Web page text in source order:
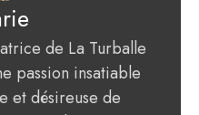
de La Turballe
passion insatiable
et désireuse de